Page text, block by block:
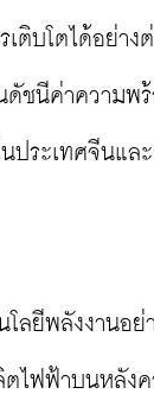
บโตได้อย่าง
ชนีค่าความพ
นประเทศจีนแ
ลยีพลังงานอย่
ไฟฟ้าบนหลัง